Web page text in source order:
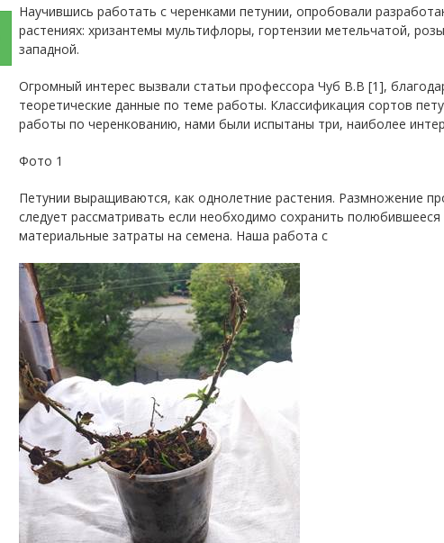
Научившись работать с черенками петунии, опробовали
растениях: хризантемы мультифлоры, гортензии метельчатой,
западной.
Огромный интерес вызвали статьи профессора Чуб В.В [1],
теоретические данные по теме работы. Классификация сортов
работы по черенкованию, нами были испытаны три, наиболее
Фото 1
Петунии выращиваются, как однолетние растения. Размножение
следует рассматривать если необходимо сохранить
материальные затраты на семена. Наша работа с